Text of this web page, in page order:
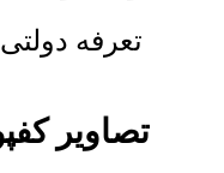
تعرفه دولتی